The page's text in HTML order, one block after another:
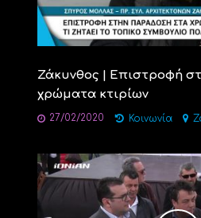
Ζάκυνθος | Επιστροφή
χρώματα κτιρίων
27/02/2020 Κοινωνία